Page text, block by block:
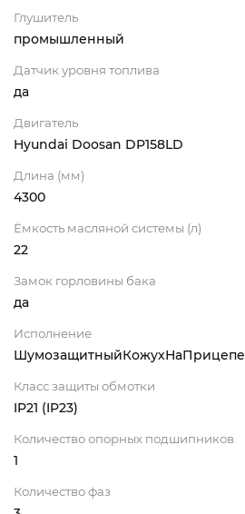
Глушитель
промышленный
Датчик уровня топлива
да
Двигатель
Hyundai Doosan DP158LD
Длина (мм)
4300
Ёмкость масляной системы (л)
22
Замок горловины бака
да
Исполнение
ШумозащитныйКожухНаПрицепе
Класс защиты обмотки
IP21 (IP23)
Количество опорных подшипников
1
Количество фаз